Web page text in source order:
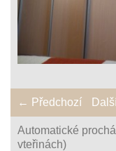
← Předchozí
Automatické
vteřinách)